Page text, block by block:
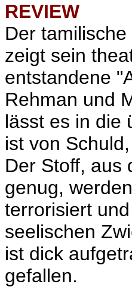
REVIEW
Der
zeigt sein
entstandene
Rehman und
lässt es in die
ist von
Der Stoff, aus
genug,
terrorisiert
seelischen
ist dick
gefallen.